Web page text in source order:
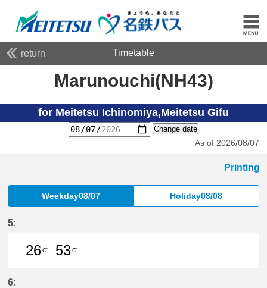
return Timetable
Marunouchi(NH43)
for Meitetsu Ichinomiya,Meitetsu Gifu
Change date
As of 2026/08/07
Printing
Weekday08/07 Holiday08/08
5:
26C'
53C'
6: